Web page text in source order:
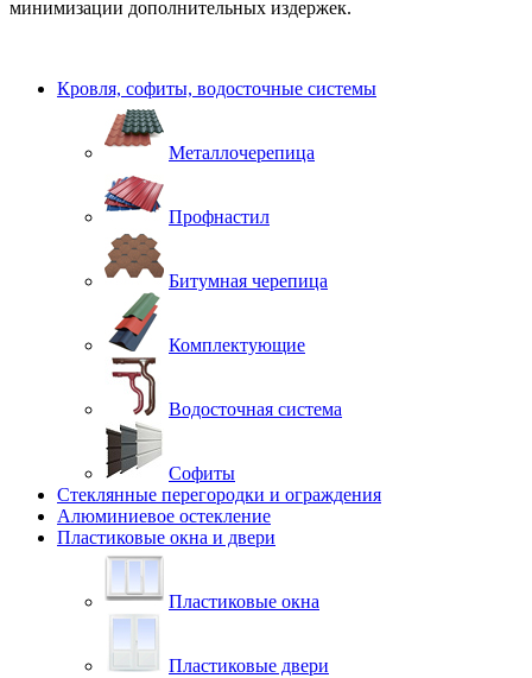
минимизации дополнительных издержек.
Кровля, софиты, водосточные системы
Металлочерепица
Профнастил
Битумная черепица
Комплектующие
Водосточная система
Софиты
Стеклянные перегородки и ограждения
Алюминиевое остекление
Пластиковые окна и двери
Пластиковые окна
Пластиковые двери